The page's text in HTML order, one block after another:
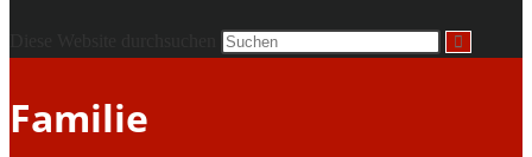
Familie